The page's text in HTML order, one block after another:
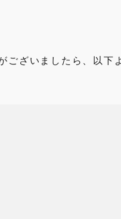
ございましたら、以下